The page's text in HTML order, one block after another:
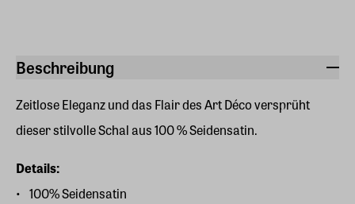
Beschreibung
Zeitlose Eleganz und das Flair des Art Déco versprüht
dieser stilvolle Schal aus 100 % Seidensatin.
Details:
100% Seidensatin